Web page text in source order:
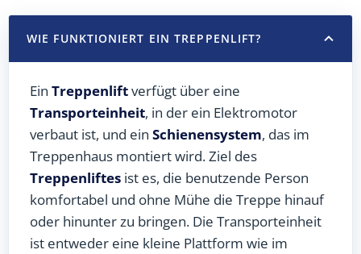
WIE FUNKTIONIERT EIN TREPPENLIFT?
Ein Treppenliftverfügt über eine
Transporteinheit, in der ein Elektromotor
verbaut ist, und ein Schienensystem, das im
Treppenhaus montiert wird. Ziel des
Treppenliftes ist es, die benutzende Person
komfortabel und ohne Mühe die Treppe hinauf
oder hinunter zu bringen. Die Transporteinheit
ist entweder eine kleine Plattform wie im